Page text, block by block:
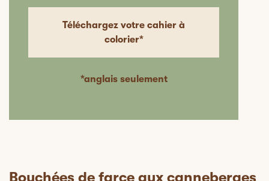
Téléchargez votre cahier à
colorier*
*anglais seulement
Bouchées de farce aux canneberges